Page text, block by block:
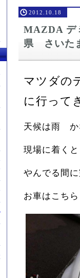
2012.10.18
MAZDA
県 さいた
マツダの
に行って
天候は雨 か
現場に着く
やんでる間
お車はこちら